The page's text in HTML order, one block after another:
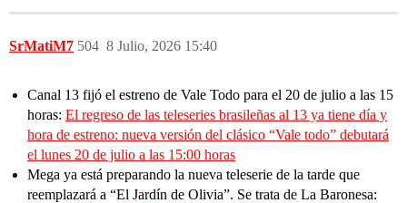
SrMatiM7 8 Julio, 2026 15:40
504
Canal 13 fijó el estreno de Vale Todo para el 20 de julio a las 15
horas: El regreso de las teleseries brasileñas al 13 ya tiene día y
hora de estreno: nueva versión del clásico “Vale todo” debutará
el lunes 20 de julio a las 15:00 horas
Mega ya está preparando la nueva teleserie de la tarde que
reemplazará a “El Jardín de Olivia”. Se trata de La Baronesa: